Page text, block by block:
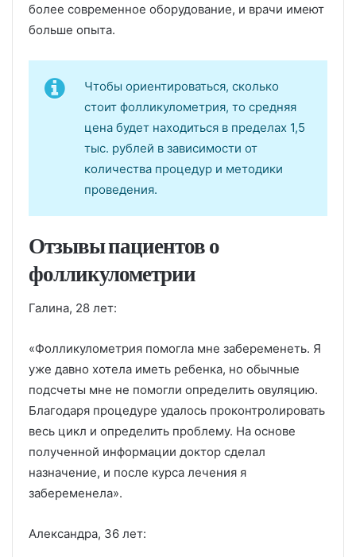
более современное оборудование, и врачи имеют
больше опыта.
Чтобы ориентироваться, сколько
стоит фолликулометрия, то средняя
цена будет находиться в пределах 1,5
тыс. рублей в зависимости от
количества процедур и методики
проведения.
Отзывы пациентов о
фолликулометрии
Галина, 28 лет:
«Фолликулометрия помогла мне забеременеть. Я
уже давно хотела иметь ребенка, но обычные
подсчеты мне не помогли определить овуляцию.
Благодаря процедуре удалось проконтролировать
весь цикл и определить проблему. На основе
полученной информации доктор сделал
назначение, и после курса лечения я
забеременела».
Александра, 36 лет: